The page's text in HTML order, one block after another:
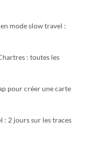
mode slow travel :
: toutes les
pour créer une carte
: 2 jours sur les traces